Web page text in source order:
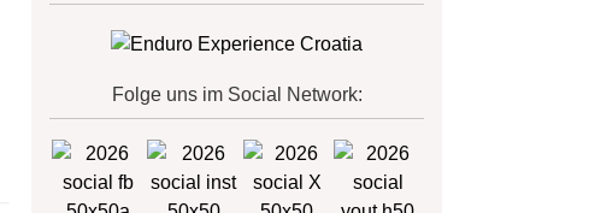
Folge uns im Social Network: